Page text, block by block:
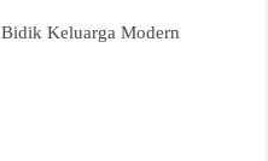
Keluarga Modern